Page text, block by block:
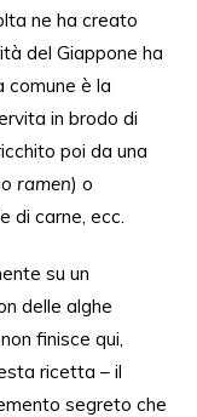
ne ha creato
del Giappone ha
comune è la
in brodo di
poi da una
ramen) o
di carne, ecc.
su un
delle alghe
finisce qui,
ricetta – il
segreto che